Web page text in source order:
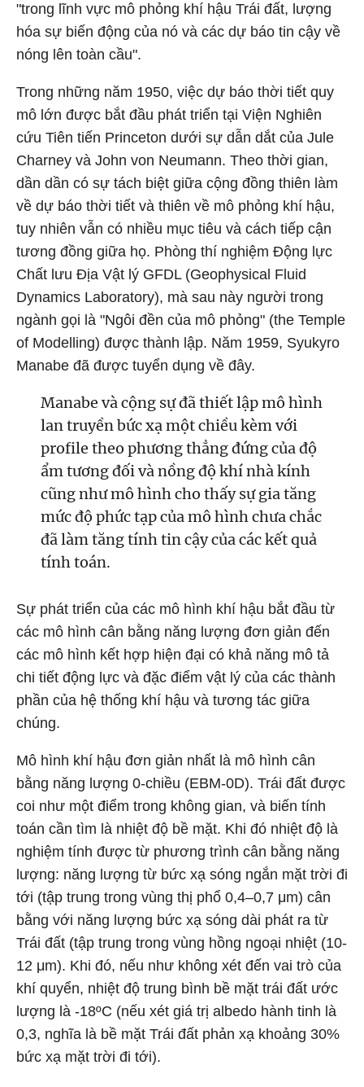
"trong lĩnh vực mô phỏng khí hậu Trái đất, lượng
hóa sự biến động của nó và các dự báo tin cậy về
nóng lên toàn cầu".
Trong những năm 1950, việc dự báo thời tiết quy
mô lớn được bắt đầu phát triển tại Viện Nghiên
cứu Tiên tiến Princeton dưới sự dẫn dắt của Jule
Charney và John von Neumann. Theo thời gian,
dần dần có sự tách biệt giữa cộng đồng thiên làm
về dự báo thời tiết và thiên về mô phỏng khí hậu,
tuy nhiên vẫn có nhiều mục tiêu và cách tiếp cận
tương đồng giữa họ. Phòng thí nghiệm Động lực
Chất lưu Địa Vật lý GFDL (Geophysical Fluid
Dynamics Laboratory), mà sau này người trong
ngành gọi là "Ngôi đền của mô phỏng" (the Temple
of Modelling) được thành lập. Năm 1959, Syukyro
Manabe đã được tuyển dụng về đây.
Manabe và cộng sự đã thiết lập mô hình
lan truyền bức xạ một chiều kèm với
profile theo phương thẳng đứng của độ
ẩm tương đối và nồng độ khí nhà kính
cũng như mô hình cho thấy sự gia tăng
mức độ phức tạp của mô hình chưa chắc
đã làm tăng tính tin cậy của các kết quả
tính toán.
Sự phát triển của các mô hình khí hậu bắt đầu từ
các mô hình cân bằng năng lượng đơn giản đến
các mô hình kết hợp hiện đại có khả năng mô tả
chi tiết động lực và đặc điểm vật lý của các thành
phần của hệ thống khí hậu và tương tác giữa
chúng.
Mô hình khí hậu đơn giản nhất là mô hình cân
bằng năng lượng 0-chiều (EBM-0D). Trái đất được
coi như một điểm trong không gian, và biến tính
toán cần tìm là nhiệt độ bề mặt. Khi đó nhiệt độ là
nghiệm tính được từ phương trình cân bằng năng
lượng: năng lượng từ bức xạ sóng ngắn mặt trời đi
tới (tập trung trong vùng thị phổ 0,4–0,7 μm) cân
bằng với năng lượng bức xạ sóng dài phát ra từ
Trái đất (tập trung trong vùng hồng ngoại nhiệt (10-
12 μm). Khi đó, nếu như không xét đến vai trò của
khí quyển, nhiệt độ trung bình bề mặt trái đất ước
lượng là -18ºC (nếu xét giá trị albedo hành tinh là
0,3, nghĩa là bề mặt Trái đất phản xạ khoảng 30%
bức xạ mặt trời đi tới).